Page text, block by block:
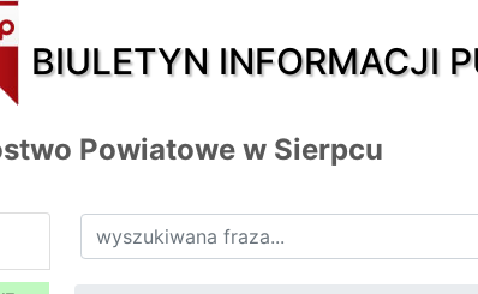
BIULETYN INFORMACJI
Powiatowe w Sierpcu